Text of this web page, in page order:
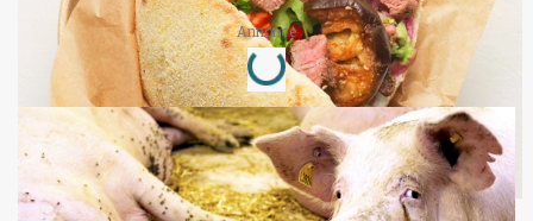
Annonce
Loading...